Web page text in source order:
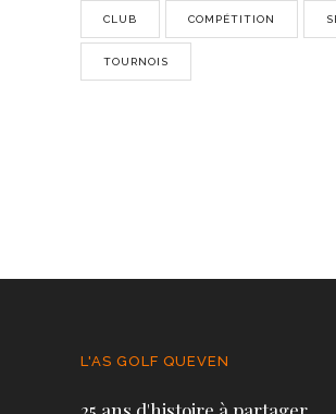
CLUB COMPÉTITION
TOURNOIS
L'AS GOLF QUEVEN